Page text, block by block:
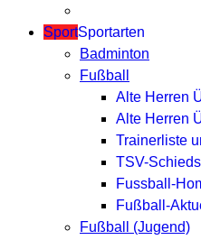
SportSportarten
Badminton
Fußball
Alte Herren
Alte Herren
Trainerliste
TSV-
Fussball-
Fußball-
Fußball (Jugend)